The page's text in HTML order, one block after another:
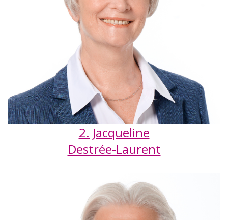
2. Jacqueline
Destrée-Laurent